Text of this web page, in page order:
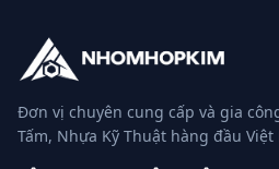
Đơn vị chuyên cung cấp và gia
Tấm, Nhựa Kỹ Thuật hàng đầu Việt